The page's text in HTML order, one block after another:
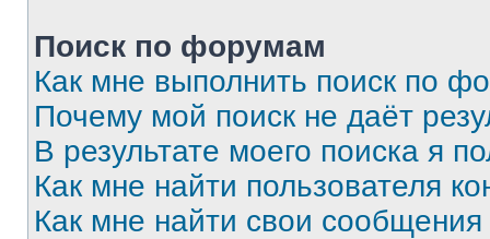
Поиск по форумам
Как мне выполнить поиск по
Почему мой поиск не даёт
В результате моего поиска я
Как мне найти пользователя
Как мне найти свои